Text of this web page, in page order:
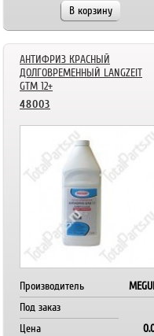
В корзину
АНТИФРИЗ КРАСНЫЙ
ДОЛГОВРЕМЕННЫЙ LANGZEIT
GTM 12+
48003
Производитель
Под заказ
Цена